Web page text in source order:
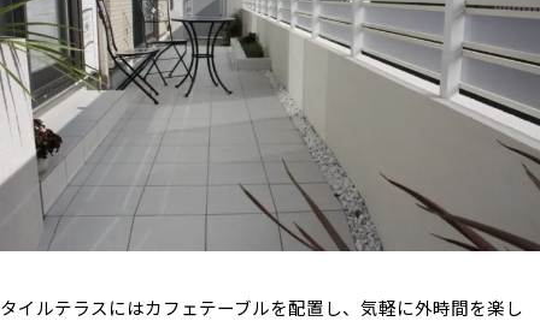
タイルテラスにはカフェテーブルを配置し、気軽に外時間を楽し